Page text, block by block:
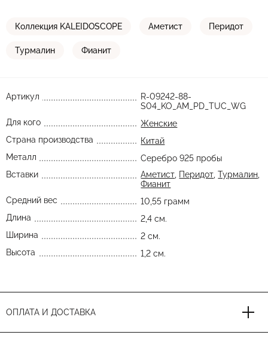
Коллекция KALEIDOSCOPE Аметист Перидот
Турмалин Фианит
Артикул
R-09242-88-
S04_KO_AM_PD_TUC_WG
Для кого
Женские
Страна производства
Китай
Металл
Серебро 925 пробы
Вставки
Аметист Перидот ,Турмалин
Фианит
Средний вес
10,55 грамм
Длина
2,4 см.
Ширина
2 см.
Высота
1,2 см.
ОПЛАТА И ДОСТАВКА